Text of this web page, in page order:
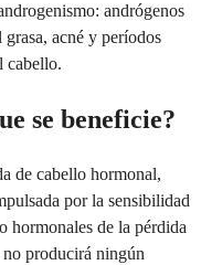
andrógenos
acné y períodos
cabello.
se beneficie?
de cabello hormonal,
por la sensibilidad
hormonales de la pérdida
producirá ningún